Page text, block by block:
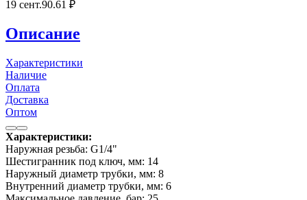
19 сент.90.61 ₽
Описание
Характеристики
Наличие
Оплата
Доставка
Оптом
Характеристики:
Наружная резьба: G1/4"
Шестигранник под ключ, мм: 14
Наружный диаметр трубки, мм: 8
Внутренний диаметр трубки, мм: 6